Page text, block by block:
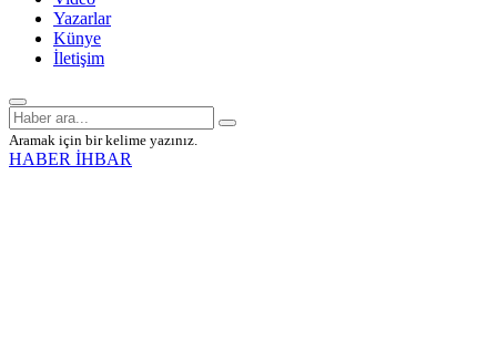
Yazarlar
Künye
İletişim
Aramak için bir kelime yazınız.
HABER İHBAR